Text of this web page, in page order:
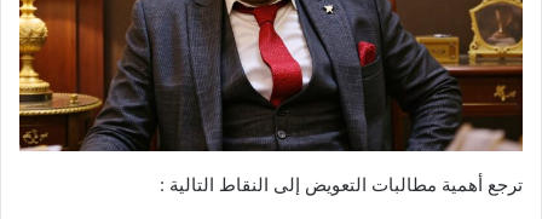
ترجع أهمية مطالبات التعويض إلى النقاط التالية :